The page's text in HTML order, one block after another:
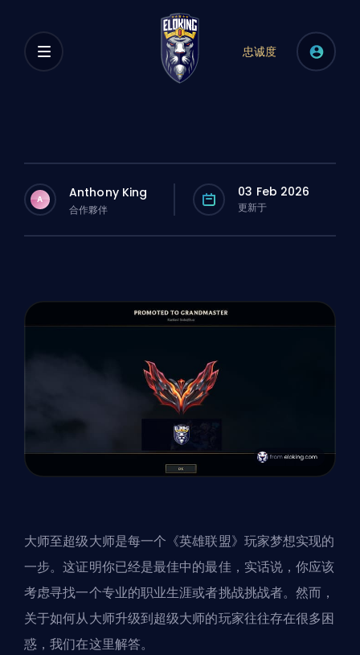
忠诚度
A Anthony King
合作夥伴
03 Feb 2026
更新于
大师至超级大师是每一个《英雄联盟》玩家梦想实现的
一步。这证明你已经是最佳中的最佳，实话说，你应该
考虑寻找一个专业的职业生涯或者挑战挑战者。然而，
关于如何从大师升级到超级大师的玩家往往存在很多困
惑，我们在这里解答。